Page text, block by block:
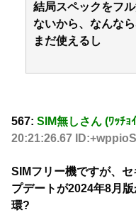
結局スペックをフ
ないから、なんな
まだ使えるし
567: SIM無しさん (ﾜｯﾁ
20:21:26.67
SIMフリー機ですが、
プデートが2024年8月
環?